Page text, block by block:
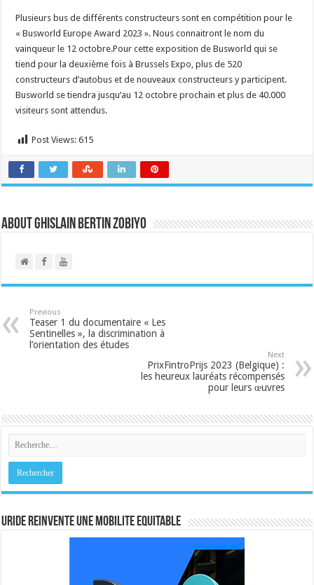
Plusieurs bus de différents constructeurs sont en compétition pour le
« Busworld Europe Award 2023 ». Nous connaitront le nom du
vainqueur le 12 octobre.Pour cette exposition de Busworld qui se
tiend pour la deuxième fois à Brussels Expo, plus de 520
constructeurs d’autobus et de nouveaux constructeurs y participent.
Busworld se tiendra jusqu’au 12 octobre prochain et plus de 40.000
visiteurs sont attendus.
Post Views: 615
About Ghislain Bertin Zobiyo
Previous
Teaser 1 du documentaire « Les
Sentinelles », la discrimination à
l’orientation des études
Next
PrixFintroPrijs 2023 (Belgique) :
les heureux lauréats récompensés
pour leurs œuvres
URIDE REINVENTE UNE MOBILITE EQUITABLE